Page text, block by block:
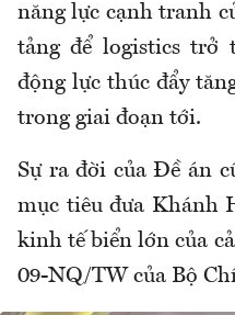
năng lực cạnh tranh
tảng để logistics trở
động lực thúc đẩy
trong giai đoạn tới.
Sự ra đời của Đề án
mục tiêu đưa Khánh
kinh tế biển lớn của
09-NQ/TW của Bộ